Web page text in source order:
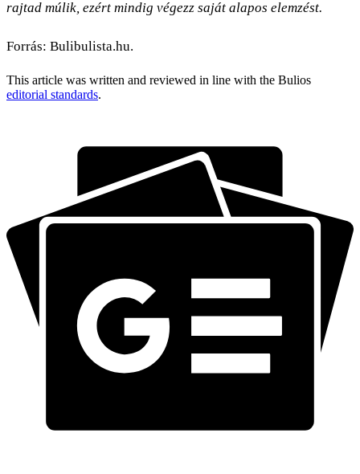
rajtad múlik, ezért mindig végezz saját alapos elemzést.
Forrás: Bulibulista.hu.
This article was written and reviewed in line with the Bulios
editorial standards.